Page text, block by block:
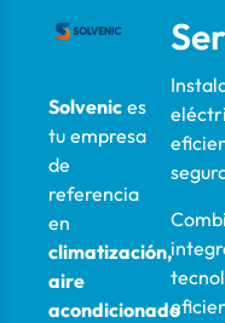
Solvenic es
tu empresa
de
referencia
en
climatización,
aire
acondicionado